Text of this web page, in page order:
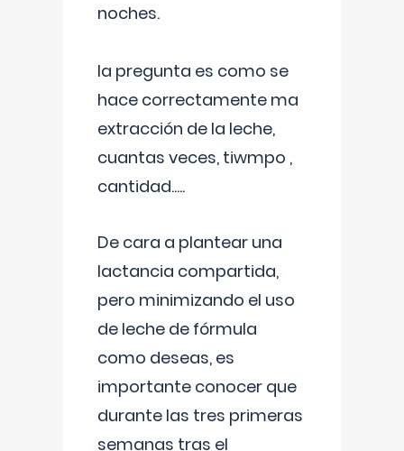
noches.
la pregunta es como se
hace correctamente ma
extracción de la leche,
cuantas veces, tiwmpo ,
cantidad.....
De cara a plantear una
lactancia compartida,
pero minimizando el uso
de leche de fórmula
como deseas, es
importante conocer que
durante las tres primeras
semanas tras el